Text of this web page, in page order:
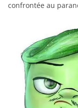
confrontée au